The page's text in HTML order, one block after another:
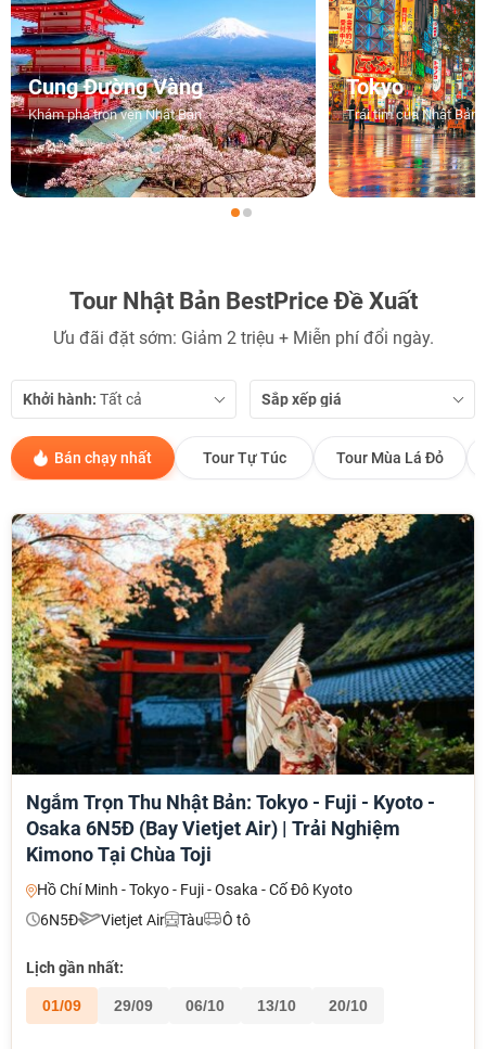
Cung Đường Vàng
Khám phá trọn vẹn Nhật Bản
Tokyo
Trái tim của Nhật Bản
Tour Nhật Bản BestPrice Đề Xuất
Ưu đãi đặt sớm: Giảm 2 triệu + Miễn phí đổi ngày.
Khởi hành: Sắp xếp giá
Bán chạy nhất Tour Tự Túc Tour Mùa Lá Đỏ
Ngắm Trọn Thu Nhật Bản: Tokyo - Fuji - Kyoto -
Osaka 6N5Đ (Bay Vietjet Air) | Trải Nghiệm
Kimono Tại Chùa Toji
Hồ Chí Minh - Tokyo - Fuji - Osaka - Cố Đô Kyoto
6N5Đ
Vietjet Air Tàu Ô tô
Lịch gần nhất:
01/09 29/09 06/10 13/10 20/10
TƯ VẤN NGAY
NHẬN ƯU ĐÃI NGAY
TƯ VẤN NGAY